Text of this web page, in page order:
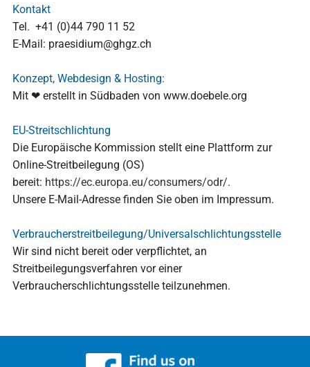
Kontakt
Tel. +41 (0)44 790 11 52
E-Mail: praesidium@ghgz.ch
Konzept, Webdesign & Hosting:
Mit ❤ erstellt in Südbaden von www.doebele.org
EU-Streitschlichtung
Die Europäische Kommission stellt eine Plattform zur
Online-Streitbeilegung (OS)
bereit: https://ec.europa.eu/consumers/odr/.
Unsere E-Mail-Adresse finden Sie oben im Impressum.
Verbraucher­streit­beilegung/Universal­schlichtungs­stelle
Wir sind nicht bereit oder verpflichtet, an
Streitbeilegungsverfahren vor einer
Verbraucherschlichtungsstelle teilzunehmen.